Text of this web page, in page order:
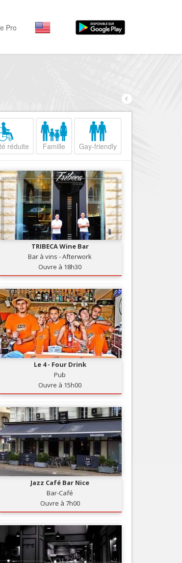
Musées, ...
Sortir
Commerces
Mode, ...
Loisirs
Plages, sports, ...
Services
Tourisme, ...
Nice Promenade du
Nice le Port
Nice le Vieux Nice
Nice les Collines Niçoises
Nice le petit Marais Niçois
Nice la plaine du Var
Nice le Carré d’Or
Pro
réduite Famille Gay-friendly
TRIBECA Wine Bar
Bar à vins - Afterwork
Ouvre à 18h30
Le 4 - Four Drink
Pub
Ouvre à 15h00
Jazz Café Bar Nice
Bar-Café
Ouvre à 7h00